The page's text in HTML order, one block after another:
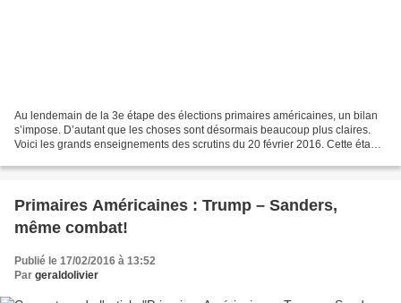
Au lendemain de la 3e étape des élections primaires américaines, un bilan
s’impose. D’autant que les choses sont désormais beaucoup plus claires.
Voici les grands enseignements des scrutins du 20 février 2016. Cette étape
Primaires Américaines : Trump – Sanders,
même combat!
Publié le 17/02/2016 à 13:52
Par geraldolivier